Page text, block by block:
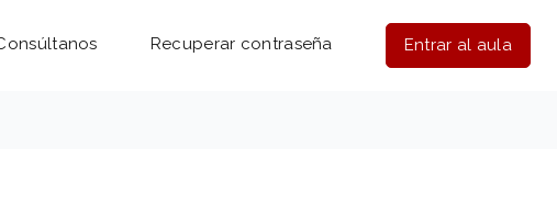
Recuperar contraseña Entrar al aula